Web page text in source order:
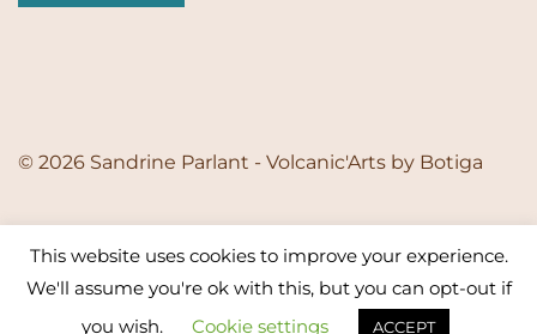
© 2026 Sandrine Parlant - Volcanic'Arts by Botiga
This website uses cookies to improve your experience.
We'll assume you're ok with this, but you can opt-out if
you wish.
Cookie settings ACCEPT